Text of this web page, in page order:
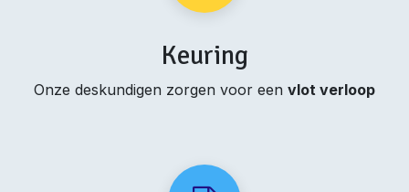
Keuring
Onze deskundigen zorgen voor een vlot verloop